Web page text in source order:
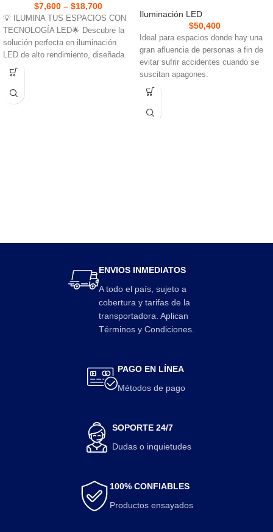
$7,600 – $18,700
💡 ILUMINA TUS ESPACIOS CON
TECNOLOGÍA LED🌟 Descubre la
solución perfecta en iluminación
LED de alto rendimiento, diseñada
para brindar
Iluminación LED
$50,400
Ideal para espacios donde hay una
gran afluencia de personas a fin de
evitar sufrir accidentes cuando se
suscitan apagones:
ENVIOS INMEDIATOS
A todo el país, sujeto a
cobertura y tarifas de la
transportadora. Aplican
Términos y Condiciones.
PAGO EN LÍNEA
Métodos de pago
SOPORTE 24/7
Dudas o inquietudes
100% CONFIABLES
Productos ensayados